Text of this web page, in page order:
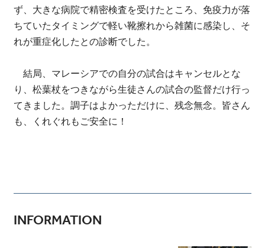
ず、大きな病院で精密検査を受けたところ、免疫力が落
ちていたタイミングで軽い靴擦れから雑菌に感染し、そ
れが重症化したとの診断でした。
結局、マレーシアでの自分の試合はキャンセルとな
り、松葉杖をつきながら生徒さんの試合の監督だけ行っ
てきました。調子はよかっただけに、残念無念。皆さん
も、くれぐれもご安全に！
INFORMATION